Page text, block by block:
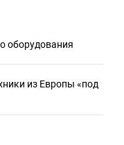
оборудования
из Европы «под